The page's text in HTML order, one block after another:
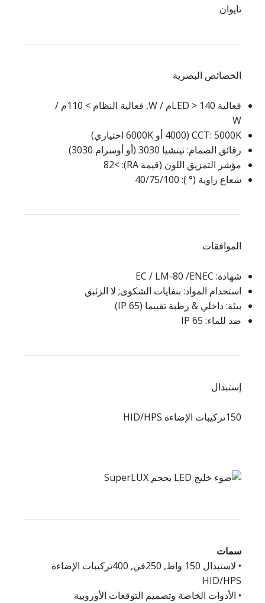
تايوان
الخصائص البصرية
فعالية LED > 140م / W, فعالية النظام > 110م /
W
CCT: 5000K (4000 أو 6000K اختياري)
رقائق الصمام: نيتشيا 3030 (أو أوسرام 3030)
مؤشر التمزيق اللون (قيمة RA): >82
شعاع زاوية (° ): 40/75/100
الموافقات
شهادة: EC / LM-80 /ENEC
استخدام المواد: بنفايات الشكوى; لا الزئبق
بيئة: داخلي & رطبة تقييما (IP 65)
ضد للماء: IP 65
إستبدال
150تركيبات الإضاءة HID/HPS
سمات
• لاستبدال 150 واط, 250في, 400تركيبات الإضاءة
HID/HPS
• الأدوات الخاصة وتصميم التوقعات الأوروبية